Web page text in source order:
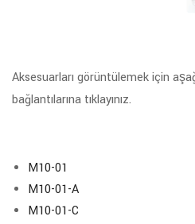
Aksesuarları görüntülemek için
bağlantılarına tıklayınız.
M10-01
M10-01-A
M10-01-C